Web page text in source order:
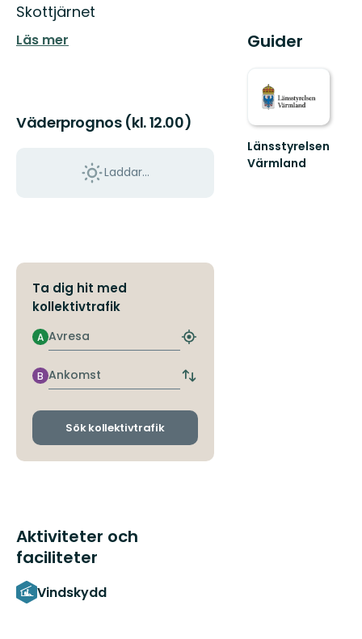
Skottjärnet
Läs mer
Väderprognos (kl. 12.00)
Laddar...
Ta dig hit med
kollektivtrafik
Avresa
A
Hitta
hållplats
Ankomst
B
Byt
och
Sök kollektivtrafik
Aktiviteter och
faciliteter
Vindskydd
Guider
Länsstyrelsen
Värmland